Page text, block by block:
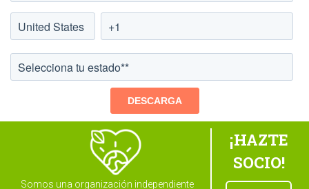
Somos una organización independiente
¡HAZTE
SOCIO!